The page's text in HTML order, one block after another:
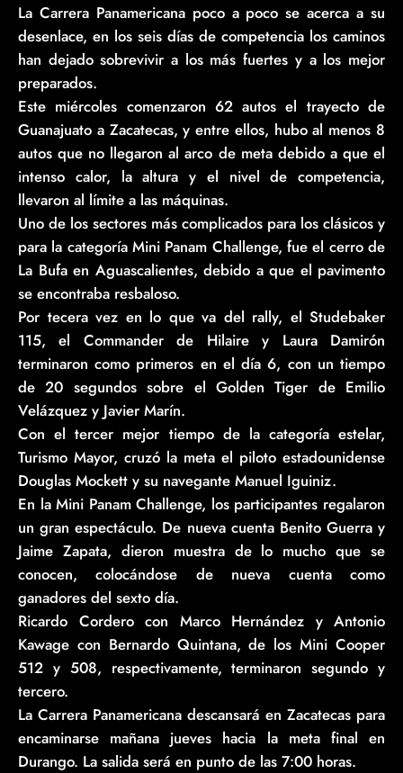
La Carrera Panamericana poco a poco se acerca a su
desenlace, en los seis días de competencia los caminos
han dejado sobrevivir a los más fuertes y a los mejor
preparados.
Este miércoles comenzaron 62 autos el trayecto de
Guanajuato a Zacatecas, y entre ellos, hubo al menos 8
autos que no llegaron al arco de meta debido a que el
intenso calor, la altura y el nivel de competencia,
llevaron al límite a las máquinas.
Uno de los sectores más complicados para los clásicos y
para la categoría Mini Panam Challenge, fue el cerro de
La Bufa en Aguascalientes, debido a que el pavimento
se encontraba resbaloso.
Por tecera vez en lo que va del rally, el Studebaker
115, el Commander de Hilaire y Laura Damirón
terminaron como primeros en el día 6, con un tiempo
de 20 segundos sobre el Golden Tiger de Emilio
Velázquez y Javier Marín.
Con el tercer mejor tiempo de la categoría estelar,
Turismo Mayor, cruzó la meta el piloto estadounidense
Douglas Mockett y su navegante Manuel Iguiniz.
En la Mini Panam Challenge, los participantes regalaron
un gran espectáculo. De nueva cuenta Benito Guerra y
Jaime Zapata, dieron muestra de lo mucho que se
conocen, colocándose de nueva cuenta como
ganadores del sexto día.
Ricardo Cordero con Marco Hernández y Antonio
Kawage con Bernardo Quintana, de los Mini Cooper
512 y 508, respectivamente, terminaron segundo y
tercero.
La Carrera Panamericana descansará en Zacatecas para
encaminarse mañana jueves hacia la meta final en
Durango. La salida será en punto de las 7:00 horas.